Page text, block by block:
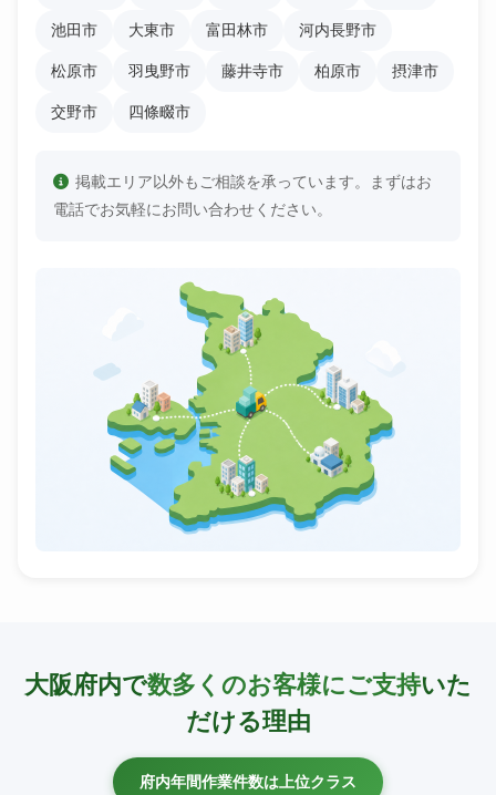
池田市 大東市 富田林市 河内長野市
松原市 羽曳野市 藤井寺市 柏原市 摂津市
交野市 四條畷市
掲載エリア以外もご相談を承っています。まずはお
電話でお気軽にお問い合わせください。
大阪府内で数多くのお客様にご支持いた
だける理由
府内年間作業件数は上位クラス